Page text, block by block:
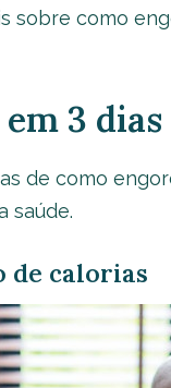
sobre como
3 dias
de como
saúde.
de calorias